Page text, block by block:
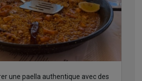
une paella authentique avec des